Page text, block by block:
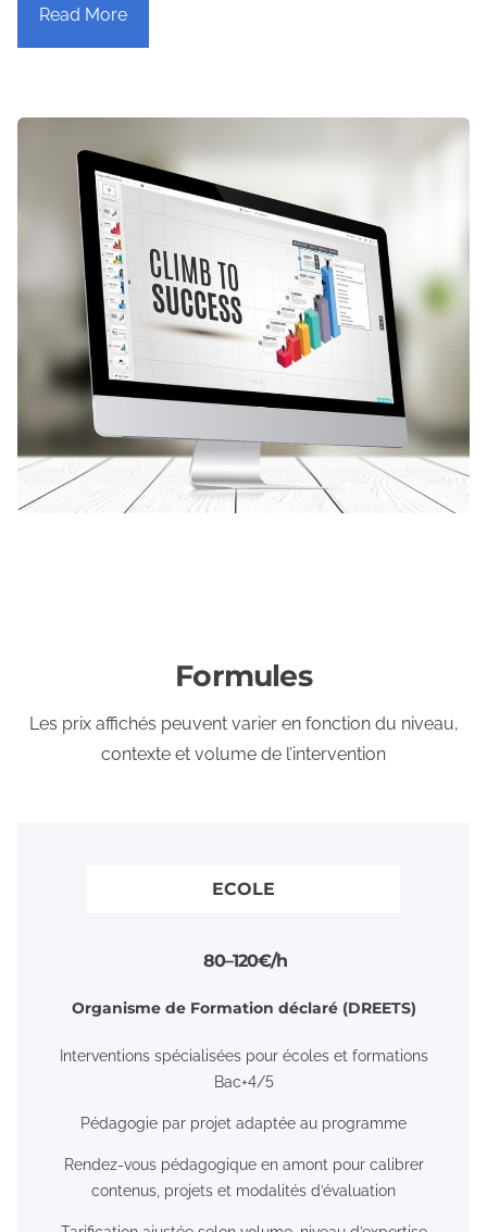
Read More
Formules
Les prix affichés peuvent varier en fonction du niveau,
contexte et volume de l’intervention
ECOLE
8 0 – 1 2 0 € / h
Organisme de Formation déclaré (DREETS)
Interventions spécialisées pour écoles et formations
Bac+4/5
Pédagogie par projet adaptée au programme
Rendez-vous pédagogique en amont pour calibrer
contenus, projets et modalités d’évaluation